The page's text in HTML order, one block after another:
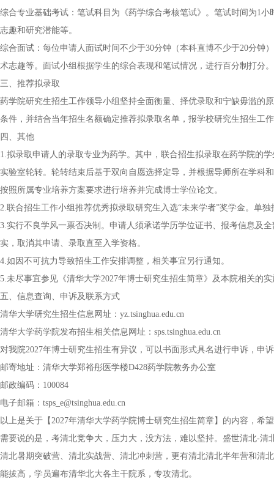
综合专业基础考试：笔试科目为《药学综合考核笔试》。笔试时间为1
志趣和研究潜能等。
综合面试：每位申请人面试时间不少于30分钟（本科直博不少于20分
术志趣等。面试小组根据学生的综合表现和笔试情况，进行百分制打分。
三、推荐拟录取
药学院研究生招生工作领导小组坚持全面衡量、择优录取和宁缺毋滥的
条件，并结合当年招生名额确定推荐拟录取名单，报学校研究生招生工
四、其他
1.拟录取申请人的录取专业为药学。其中，联合招生拟录取在药学院的
实验室轮转。轮转结束后基于双向自愿选择定导，并根据导师所在学科
按照所属专业培养方案要求进行培养并完成博士学位论文。
2.联合招生工作小组推荐优秀拟录取研究生入选“未来学者”奖学金。单
3.实行不良学风一票否决制。申请人须承诺学历学位证书、报考信息及
实，取消其申请、录取直至入学资格。
4.如因不可抗力导致招生工作安排调整，相关事宜另行通知。
5.未尽事宜参见《清华大学2027年博士研究生招生简章》及本院相关的
五、信息查询、申诉及联系方式
清华大学研究生招生信息网址：yz.tsinghua.edu.cn
清华大学药学院发布招生相关信息网址：sps.tsinghua.edu.cn
对我院2027年博士研究生招生有异议，可以书面形式具名进行申诉，申
邮寄地址：清华大学郑裕彤医学楼D428药学院教务办公室
邮政编码：100084
电子邮箱：tsps_e@tsinghua.edu.cn
以上是关于【2027年清华大学药学院博士研究生招生简章】的内容，
需要说的是，考清北竞争大，压力大，没方法，难以坚持。盛世清北-
清北暑期突破营、清北实战营、清北冲刺营，更有清北清北半年营和清
能拔高，学员遍布清华北大各主干院系，专攻清北。